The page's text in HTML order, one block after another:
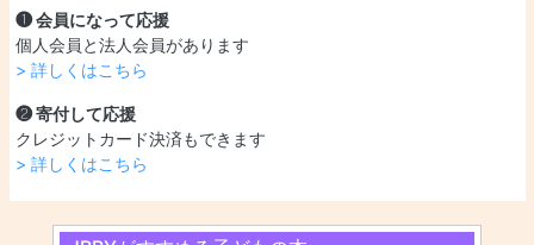
❶ 会員になって応援
個人会員と法人会員があります
> 詳しくはこちら
❷ 寄付して応援
クレジットカード決済もできます
> 詳しくはこちら